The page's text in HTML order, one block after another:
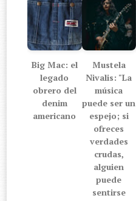
Big Mac: el
legado
obrero del
denim
americano
Mustela
Nivalis: "La
música
puede ser un
espejo; si
ofreces
verdades
crudas,
alguien
puede
sentirse